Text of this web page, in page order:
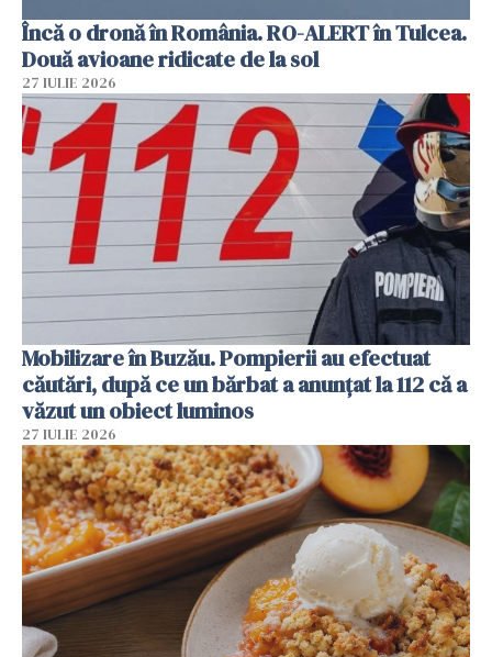
Încă o dronă în România. RO-ALERT în Tulcea.
Două avioane ridicate de la sol
27 IULIE 2026
Mobilizare în Buzău. Pompierii au efectuat
căutări, după ce un bărbat a anunțat la 112 că a
văzut un obiect luminos
27 IULIE 2026